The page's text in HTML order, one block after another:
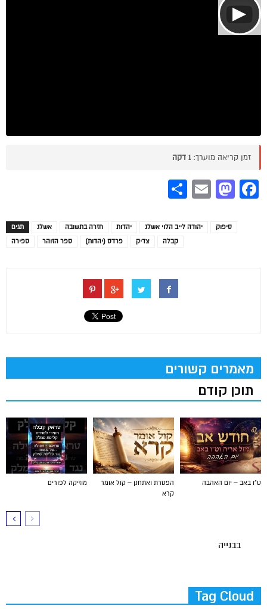
▶
זמן קריאה מוערך: 1 דקה
Facebook
Mastodon
Email
תגים אשלג חזרה בתשובה יהדות יהודה לייב הלוי אשלג
סיפוק
ספירה
ספר הזוהר פרדס (יהדות) צדיק קבלה
מאמרים קשורים
תוכן קודם
מוזיקה לפורים
הפטרת ואתחנן – קול אומר
קרא
ט"ו באב – יום האהבה
בבנייה
Tag Cloud